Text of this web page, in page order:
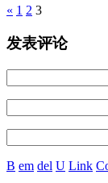
Pages
« 1 2 3
发表评论
B em del U Link